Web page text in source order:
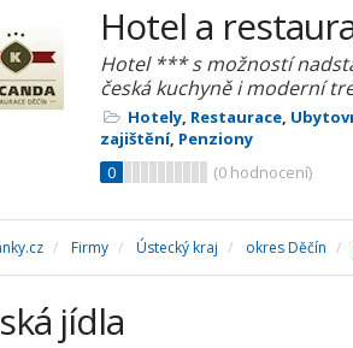
Hotel a
Hotel *** s možností
česká kuchyně i moderní
Hotely, Restaurace,
zajištění, Penziony
0
(0 hodnocení)
Firmy Ústecký kraj okres Děčín
jídla